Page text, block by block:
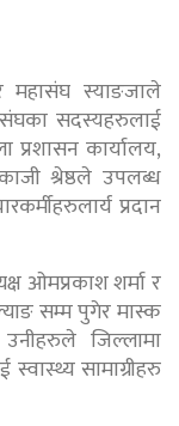
महासंघ स्याङजाले
सदस्यहरुलाई
प्रशासन कार्यालय,
श्रेष्ठले उपलब्ध
प्रदान
ओमप्रकाश शर्मा र
सम्म पुगेर मास्क
जिल्लामा
सामाग्रीहरु